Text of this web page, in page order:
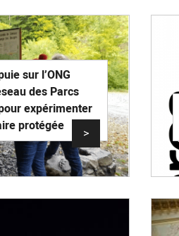
sur l’ONG
des Parcs
expérimenter
protégée
>